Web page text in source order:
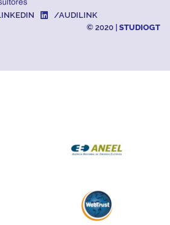
/AUDILINK
© 2020 | STUDIOGT